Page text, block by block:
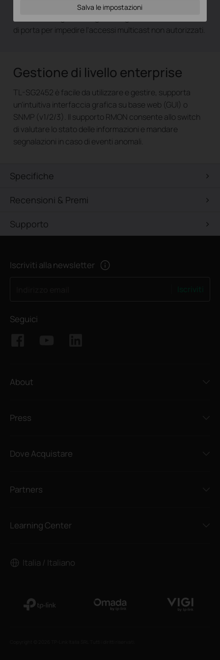
traffico multicast solo agli utenti appropriati, mentre
di porta per impedire l'accessi multicast non autorizzati.
Gestione di livello enterprise
TL-SG2452 è facile da utilizzare e gestire, supporta
un'intuitiva interfaccia grafica su base web (GUI) o
SNMP (v1/2/3). Il supporto RMON consente allo switch
di valutare lo stato delle informazioni e mandare
segnalazioni in caso di eventi anomali.
Specifiche
Recensioni & Premi
Supporto
Iscriviti alla newsletter
Seguici
About
Press
Dove Acquistare
Partners
Learning Center
Italia / Italiano
Salva le impostazioni